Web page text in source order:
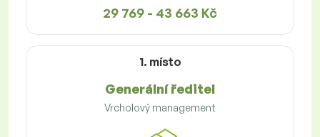
29 769 - 43 663 Kč
1. místo
Generální ředitel
Vrcholový management